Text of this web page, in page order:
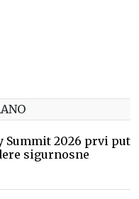
Summit 2026 prvi put
sigurnosne